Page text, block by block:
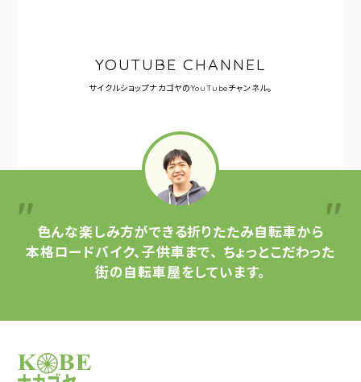
YOUTUBE CHANNEL
サイクルショップナカゴヤのYouTubeチャンネル。
色んな楽しみ方ができる折りたたみ自転車から
本格ロードバイク、子供車まで、 ちょっとこだわった
街の自転車屋をしています。
サイクルショップナカゴヤ